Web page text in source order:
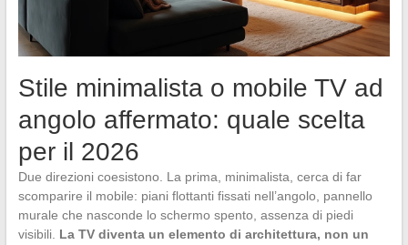
Stile minimalista o mobile TV ad
angolo affermato: quale scelta
per il 2026
Due direzioni coesistono. La prima, minimalista, cerca di far
scomparire il mobile: piani flottanti fissati nell’angolo, pannello
murale che nasconde lo schermo spento, assenza di piedi
visibili. La TV diventa un elemento di architettura, non un